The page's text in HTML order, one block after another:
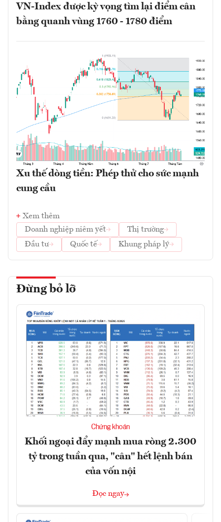
VN-Index được kỳ vọng tìm lại điểm cân
bằng quanh vùng 1760 - 1780 điểm
Xu thế dòng tiền: Phép thử cho sức mạnh
cung cầu
Xem thêm
Doanh nghiệp niêm yết
Thị trường
Đầu tư
Quốc tế Khung pháp lý
Đừng bỏ lỡ
Chứng khoán
Khối ngoại đẩy mạnh mua ròng 2.300
tỷ trong tuần qua, "cân" hết lệnh bán
của vốn nội
Đọc ngay